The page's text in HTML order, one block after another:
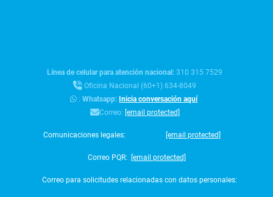
Línea de celular para atención nacional:310 315 7529
Oficina Nacional (60+1) 634-8049
:Whatsapp:Inicia conversación aquí
Correo: [email protected]
Comunicaciones legales: [email protected]
Correo PQR: [email protected]
Correo para solicitudes relacionadas con datos personales: